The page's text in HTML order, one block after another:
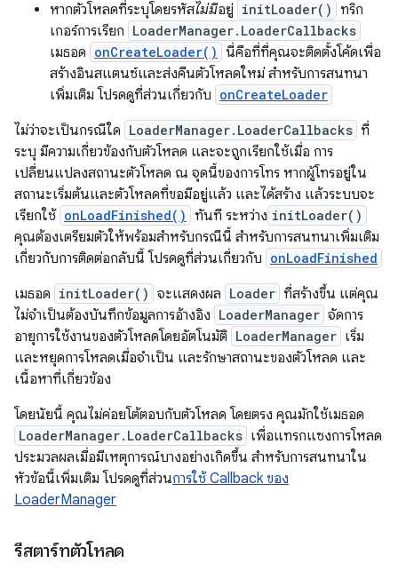
หากตัวโหลดที่ระบุโดยรหัสไม่มีอยู่ initLoader() ทริก
เกอร์การเรียก LoaderManager.LoaderCallbacks
เมธอด onCreateLoader() นี่คือที่ที่คุณจะติดตั้งโค้ดเพื่อ
สร้างอินสแตนซ์และส่งคืนตัวโหลดใหม่ สำหรับการสนทนา
เพิ่มเติม โปรดดูที่ส่วนเกี่ยวกับ onCreateLoader
ไม่ว่าจะเป็นกรณีใด LoaderManager.LoaderCallbacks ที่
ระบุ มีความเกี่ยวข้องกับตัวโหลด และจะถูกเรียกใช้เมื่อ การ
เปลี่ยนแปลงสถานะตัวโหลด ณ จุดนี้ของการโทร หากผู้โทรอยู่ใน
สถานะเริ่มต้นและตัวโหลดที่ขอมีอยู่แล้ว และได้สร้าง แล้วระบบจะ
เรียกใช้ onLoadFinished() ทันที ระหว่าง initLoader()
คุณต้องเตรียมตัวให้พร้อมสำหรับกรณีนี้ สำหรับการสนทนาเพิ่มเติม
เกี่ยวกับการติดต่อกลับนี้ โปรดดูที่ส่วนเกี่ยวกับ onLoadFinished
เมธอด initLoader() จะแสดงผล Loader ที่สร้างขึ้น แต่คุณ
ไม่จำเป็นต้องบันทึกข้อมูลการอ้างอิง LoaderManager จัดการ
อายุการใช้งานของตัวโหลดโดยอัตโนมัติ LoaderManager เริ่ม
และหยุดการโหลดเมื่อจำเป็น และรักษาสถานะของตัวโหลด และ
เนื้อหาที่เกี่ยวข้อง
โดยนัยนี้ คุณไม่ค่อยโต้ตอบกับตัวโหลด โดยตรง คุณมักใช้เมธอด
LoaderManager.LoaderCallbacks เพื่อแทรกแซงการโหลด
ประมวลผลเมื่อมีเหตุการณ์บางอย่างเกิดขึ้น สำหรับการสนทนาใน
หัวข้อนี้เพิ่มเติม โปรดดูที่ส่วนการใช้ Callback ของ
LoaderManager
รีสตาร์ทตัวโหลด